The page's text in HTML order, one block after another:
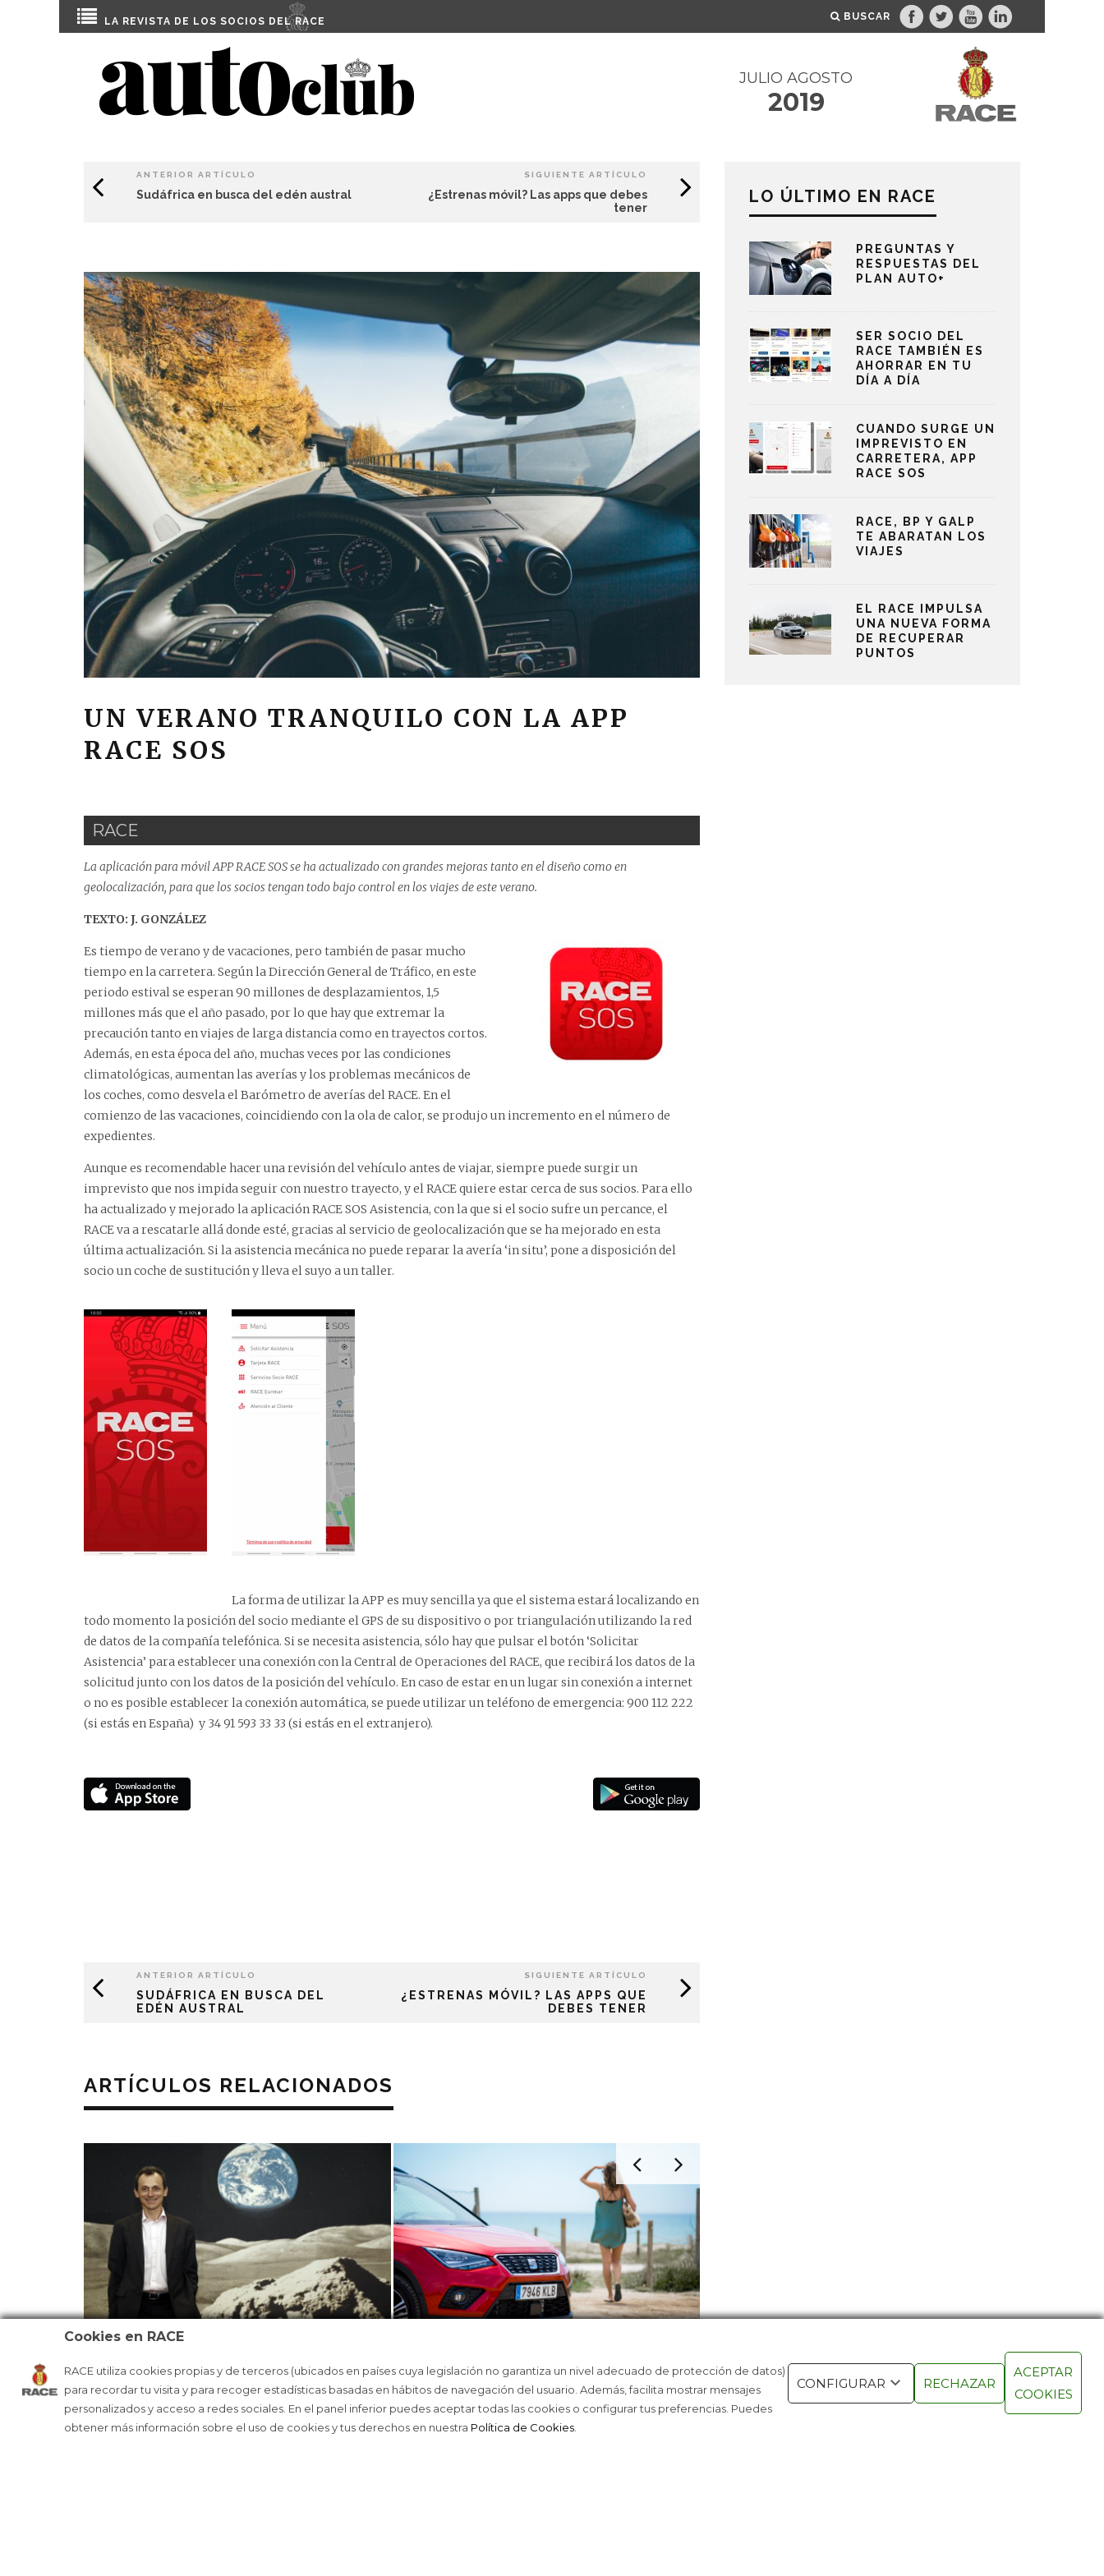
Cookies en RACE
RACE utiliza cookies propias y de terceros (ubicados en países cuya legislación no garantiza un nivel adecuado de protección de datos)
para recordar tu visita y para recoger estadísticas basadas en hábitos de navegación del usuario. Además, facilita mostrar mensajes
personalizados y acceso a redes sociales. En el panel inferior puedes aceptar todas las cookies o configurar tus preferencias. Puedes
obtener más información sobre el uso de cookies y tus derechos en nuestra Política de Cookies.
CONFIGURAR RECHAZAR
ACEPTAR
COOKIES
LA REVISTA DE LOS SOCIOS DEL RACE BUSCAR
JULIO AGOSTO
2019
ANTERIOR ARTÍCULO
Sudáfrica en busca del edén austral
SIGUIENTE ARTÍCULO
¿Estrenas móvil? Las apps que debes
tener
UN VERANO TRANQUILO CON LA APP
RACE SOS
RACE
La aplicación para móvil APP RACE SOS se ha actualizado con grandes mejoras tanto en el diseño como en
geolocalización, para que los socios tengan todo bajo control en los viajes de este verano.
TEXTO: J. GONZÁLEZ
Es tiempo de verano y de vacaciones, pero también de pasar mucho
tiempo en la carretera. Según la Dirección General de Tráfico, en este
periodo estival se esperan 90 millones de desplazamientos, 1,5
millones más que el año pasado, por lo que hay que extremar la
precaución tanto en viajes de larga distancia como en trayectos cortos.
Además, en esta época del año, muchas veces por las condiciones
climatológicas, aumentan las averías y los problemas mecánicos de
los coches, como desvela el Barómetro de averías del RACE. En el
comienzo de las vacaciones, coincidiendo con la ola de calor, se produjo un incremento en el número de
expedientes.
Aunque es recomendable hacer una revisión del vehículo antes de viajar, siempre puede surgir un
imprevisto que nos impida seguir con nuestro trayecto, y el RACE quiere estar cerca de sus socios. Para ello
ha actualizado y mejorado la aplicación RACE SOS Asistencia, con la que si el socio sufre un percance, el
RACE va a rescatarle allá donde esté, gracias al servicio de geolocalización que se ha mejorado en esta
última actualización. Si la asistencia mecánica no puede reparar la avería ‘in situ’, pone a disposición del
socio un coche de sustitución y lleva el suyo a un taller.
La forma de utilizar la APP es muy sencilla ya que el sistema estará localizando en
todo momento la posición del socio mediante el GPS de su dispositivo o por triangulación utilizando la red
de datos de la compañía telefónica. Si se necesita asistencia, sólo hay que pulsar el botón ‘Solicitar
Asistencia’ para establecer una conexión con la Central de Operaciones del RACE, que recibirá los datos de la
solicitud junto con los datos de la posición del vehículo. En caso de estar en un lugar sin conexión a internet
o no es posible establecer la conexión automática, se puede utilizar un teléfono de emergencia: 900 112 222
(si estás en España) y 34 91 593 33 33 (si estás en el extranjero).
ANTERIOR ARTÍCULO
SUDÁFRICA EN BUSCA DEL
EDÉN AUSTRAL
SIGUIENTE ARTÍCULO
¿ESTRENAS MÓVIL? LAS APPS QUE
DEBES TENER
ARTÍCULOS RELACIONADOS
PEDRO DUQUE: «TODOS QUERÍAMOS
SER ASTRONAUTAS»
LA FATIGA, MALA COMPAÑERA DE
VIAJE
LOS CHIPS, NUEVOS ALIADOS DE LOS
COCHES
SERGIO
COCHE
LO ÚLTIMO EN RACE
PREGUNTAS Y
RESPUESTAS DEL
PLAN AUTO+
SER SOCIO DEL
RACE TAMBIÉN ES
AHORRAR EN TU
DÍA A DÍA
CUANDO SURGE UN
IMPREVISTO EN
CARRETERA, APP
RACE SOS
RACE, BP Y GALP
TE ABARATAN LOS
VIAJES
EL RACE IMPULSA
UNA NUEVA FORMA
DE RECUPERAR
PUNTOS